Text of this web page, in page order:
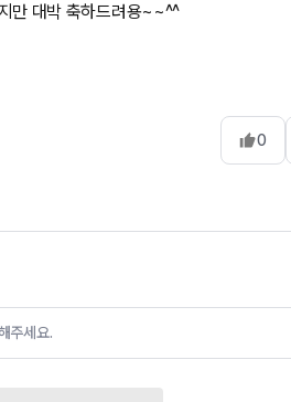
만 대박 축하드려용~~^^
0
주세요.